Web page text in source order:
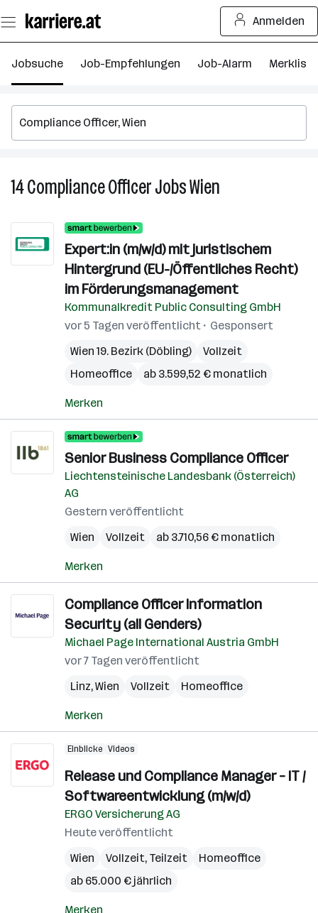
Seiteninhalt
springen
Anmelden
Jobsuche Job-Empfehlungen Job-Alarm Merkliste
14Compliance OfficerJobsWien
in
Wien
Expert:in (m/w/d) mit juristischem
Hintergrund (EU-/Öffentliches Recht)
im Förderungsmanagement
Kommunalkredit Public Consulting GmbH
vor 5 Tagen veröffentlicht
Gesponsert
Wien 19. Bezirk (Döbling)
Vollzeit
Homeoffice
ab 3.599,52 € monatlich
Merken
Senior Business Compliance Officer
Liechtensteinische Landesbank (Österreich)
AG
Gestern veröffentlicht
Wien
Vollzeit ab 3.710,56 € monatlich
Merken
Compliance Officer Information
Security (all Genders)
Michael Page International Austria GmbH
vor 7 Tagen veröffentlicht
Linz,Wien Vollzeit Homeoffice
Merken
Einblicke Videos
Release und Compliance Manager – IT /
Softwareentwicklung (m/w/d)
ERGO Versicherung AG
Heute veröffentlicht
Wien
Vollzeit, Teilzeit
Homeoffice
ab 65.000 € jährlich
Merken